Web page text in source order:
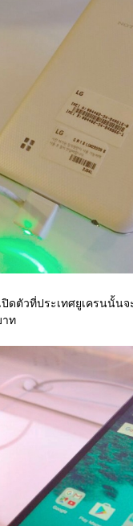
ปิดตัวที่ประเทศยูเครนนั้น
าท